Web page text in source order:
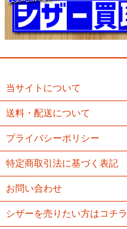
当サイトについて
送料・配送について
プライバシーポリシー
特定商取引法に基づく表記
お問い合わせ
シザーを売りたい方はコチラ